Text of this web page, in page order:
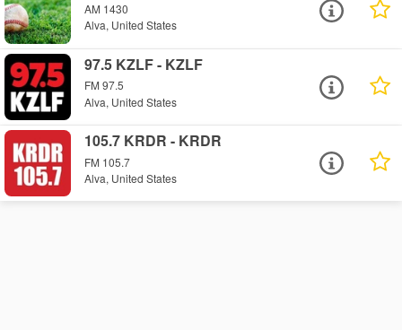
AM 1430
Alva, United States
97.5 KZLF - KZLF
FM 97.5
Alva, United States
105.7 KRDR - KRDR
FM 105.7
Alva, United States